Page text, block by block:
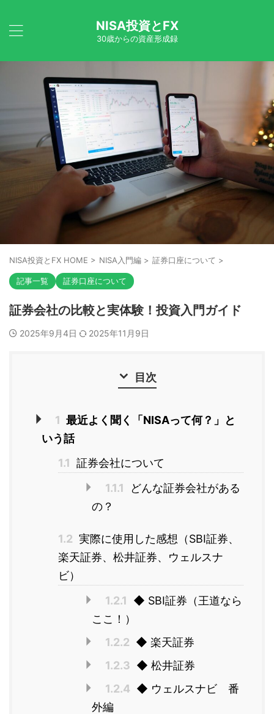
NISA投資とFX
30歳からの資産形成録
NISA投資とFX HOME > NISA入門編 > 証券口座について >
記事一覧 証券口座について
証券会社の比較と実体験！投資入門ガイド
2025年9月4日 2025年11月9日
目次
1 最近よく聞く「NISAって何？」と
いう話
1.1 証券会社について
1.1.1
どんな証券会社がある
の？
1.2 実際に使用した感想（SBI証券、
楽天証券、松井証券、ウェルスナ
ビ）
1.2.1
◆ SBI証券（王道なら
ここ！）
1.2.2 ◆ 楽天証券
1.2.3 ◆ 松井証券
1.2.4 ◆ ウェルスナビ 番
外編